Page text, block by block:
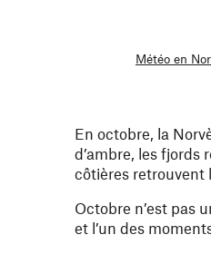
Météo en
En octobre, la
d’ambre, les fjords
côtières retrouvent
Octobre n’est pas
et l’un des